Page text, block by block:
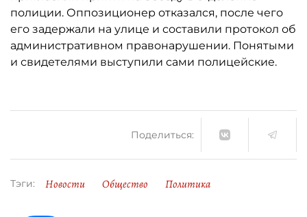
полиции. Оппозиционер отказался, после чего
его задержали на улице и составили протокол об
административном правонарушении. Понятыми
и свидетелями выступили сами полицейские.
Поделиться:
Тэги: Новости Общество Политика